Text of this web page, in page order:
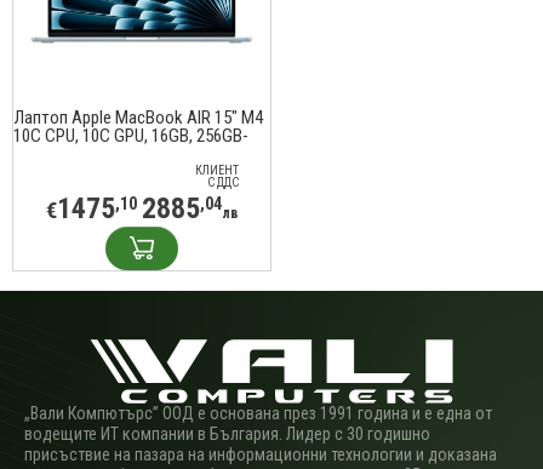
Лаптоп Apple MacBook AIR 15" M4
10C CPU, 10C GPU, 16GB, 256GB-
КЛИЕНТ
С ДДС
€1475,10 2885,04лв
„Вали Компютърс” ООД е основана през 1991 година и е една от
водещите ИТ компании в България. Лидер с 30 годишно
присъствие на пазара на информационни технологии и доказана